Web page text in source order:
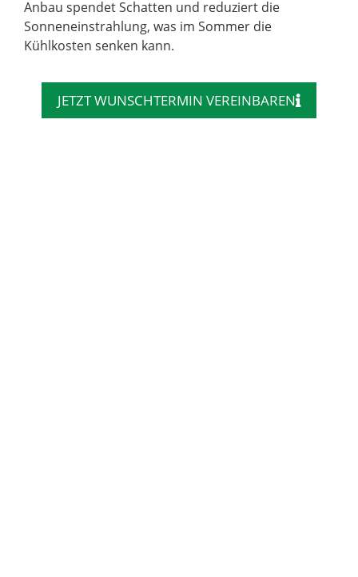
Anbau spendet Schatten und reduziert die
Sonneneinstrahlung, was im Sommer die
Kühlkosten senken kann.
JETZT WUNSCHTERMIN VEREINBAREN